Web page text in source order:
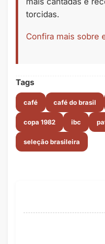
torcidas.
Confira mais sobre
Tags
café café do brasil
copa 1982 ibc
seleção brasileira